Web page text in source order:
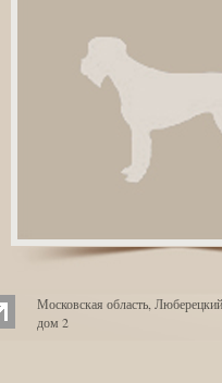
Московская область,
дом 2